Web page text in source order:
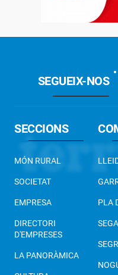
SEGUEIX-NOS
SECCIONS
MÓN RURAL
SOCIETAT
EMPRESA
DIRECTORI
D'EMPRESES
LA PANORÀMICA
PLA